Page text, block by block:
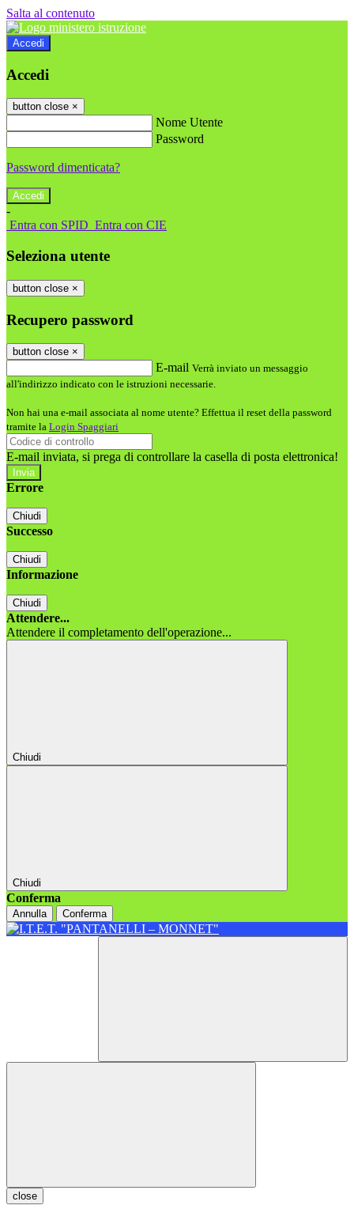
Salta al contenuto
Accedi
Accedi
button close ×
Nome Utente
Password
Password dimenticata?
-
Entra con SPID Entra con CIE
Seleziona utente
button close ×
Recupero password
button close ×
E-mail Verrà inviato un messaggio
all'indirizzo indicato con le istruzioni necessarie.
Non hai una e-mail associata al nome utente? Effettua il reset della password
tramite la Login Spaggiari
E-mail inviata, si prega di controllare la casella di posta elettronica!
Errore
Chiudi
Successo
Chiudi
Informazione
Chiudi
Attendere...
Attendere il completamento dell'operazione...
Chiudi
Chiudi
Conferma
Annulla Conferma
close